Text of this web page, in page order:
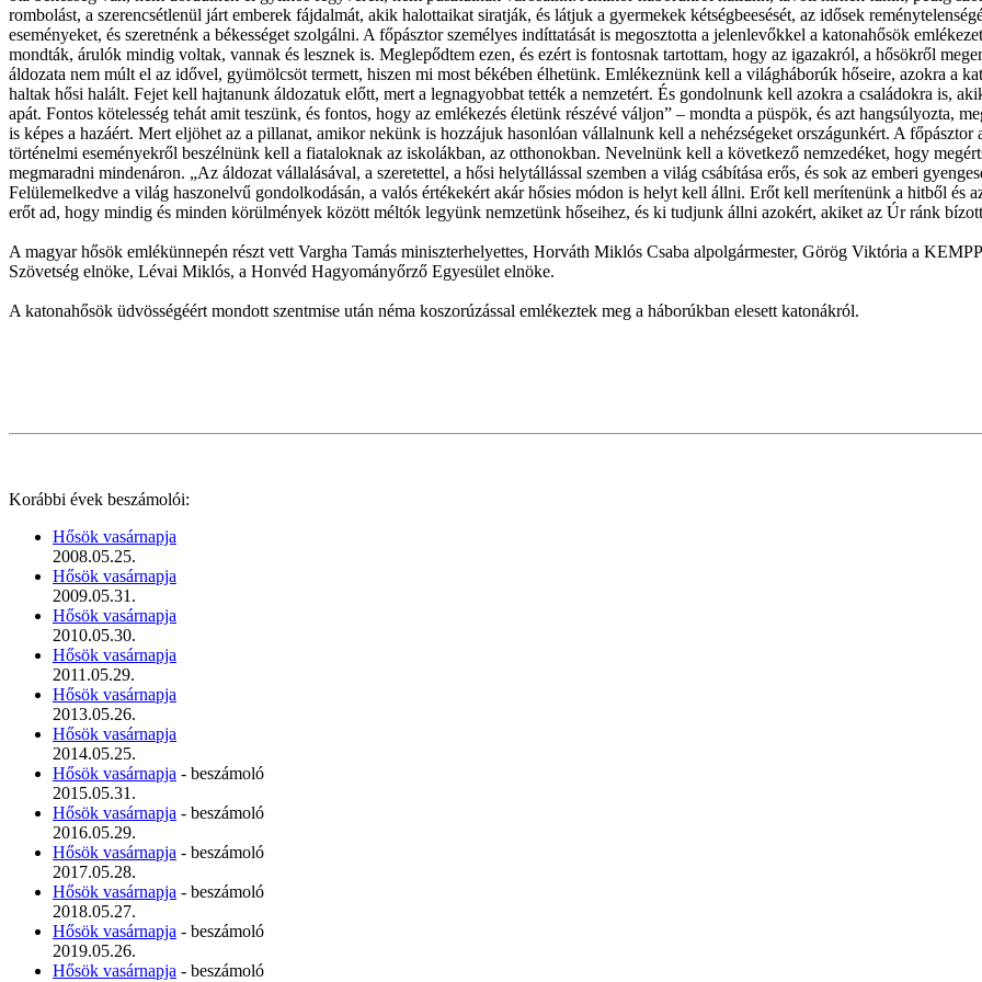
rombolást, a szerencsétlenül járt emberek fájdalmát, akik halottaikat siratják, és látjuk a gyermekek kétségbeesését, az idősek
eseményeket, és szeretnénk a békességet szolgálni. A főpásztor személyes indíttatását is megosztotta a jelenlevőkkel a katonahősök
mondták, árulók mindig voltak, vannak és lesznek is. Meglepődtem ezen, és ezért is fontosnak tartottam, hogy az igazakról, a hősökről
áldozata nem múlt el az idővel, gyümölcsöt termett, hiszen mi most békében élhetünk. Emlékeznünk kell a világháborúk hőseire, azokra a
haltak hősi halált. Fejet kell hajtanunk áldozatuk előtt, mert a legnagyobbat tették a nemzetért. És gondolnunk kell azokra a családokra is,
apát. Fontos kötelesség tehát amit teszünk, és fontos, hogy az emlékezés életünk részévé váljon” – mondta a püspök, és azt hangsúlyozta,
is képes a hazáért. Mert eljöhet az a pillanat, amikor nekünk is hozzájuk hasonlóan vállalnunk kell a nehézségeket országunkért. A
történelmi eseményekről beszélnünk kell a fiataloknak az iskolákban, az otthonokban. Nevelnünk kell a következő nemzedéket, hogy
megmaradni mindenáron. „Az áldozat vállalásával, a szeretettel, a hősi helytállással szemben a világ csábítása erős, és sok az emberi
Felülemelkedve a világ haszonelvű gondolkodásán, a valós értékekért akár hősies módon is helyt kell állni. Erőt kell merítenünk a hitből és
erőt ad, hogy mindig és minden körülmények között méltók legyünk nemzetünk hőseihez, és ki tudjunk állni azokért, akiket az Úr ránk
A magyar hősök emlékünnepén részt vett Vargha Tamás miniszterhelyettes, Horváth Miklós Csaba alpolgármester, Görög Viktória a
Szövetség elnöke, Lévai Miklós, a Honvéd Hagyományőrző Egyesület elnöke.
A katonahősök üdvösségéért mondott szentmise után néma koszorúzással emlékeztek meg a háborúkban elesett katonákról.
Korábbi évek beszámolói:
Hősök vasárnapja
2008.05.25.
Hősök vasárnapja
2009.05.31.
Hősök vasárnapja
2010.05.30.
Hősök vasárnapja
2011.05.29.
Hősök vasárnapja
2013.05.26.
Hősök vasárnapja
2014.05.25.
Hősök vasárnapja - beszámoló
2015.05.31.
Hősök vasárnapja - beszámoló
2016.05.29.
Hősök vasárnapja - beszámoló
2017.05.28.
Hősök vasárnapja - beszámoló
2018.05.27.
Hősök vasárnapja - beszámoló
2019.05.26.
Hősök vasárnapja - beszámoló